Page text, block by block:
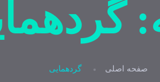
صفحه اصلی گردهمایی